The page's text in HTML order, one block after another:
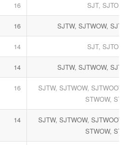
16 SJT, SJTO,
16 SJTW, SJTWOW,
14 SJT, SJTO,
14 SJTW, SJTWOW,
16
SJTW, SJTWOW,
STWOW,
14
SJTW, SJTWOW,
STWOW,